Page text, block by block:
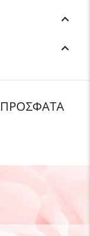
ΠΡΟΣΦΑΤΑ